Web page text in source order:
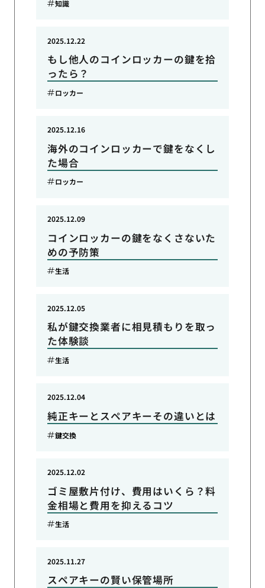
知識
もし他人のコインロッカーの鍵を拾
ったら？
2025.12.22
ロッカー
海外のコインロッカーで鍵をなくし
た場合
2025.12.16
ロッカー
コインロッカーの鍵をなくさないた
めの予防策
2025.12.09
生活
私が鍵交換業者に相見積もりを取っ
た体験談
2025.12.05
生活
純正キーとスペアキーその違いとは
2025.12.04
鍵交換
ゴミ屋敷片付け、費用はいくら？料
金相場と費用を抑えるコツ
2025.12.02
生活
スペアキーの賢い保管場所
2025.11.27